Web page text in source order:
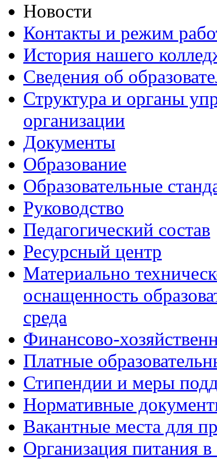
Новости
Контакты и режим
История нашего
Сведения об
Структура и органы
организации
Документы
Образование
Образовательные
Руководство
Педагогический состав
Ресурсный центр
Материально
оснащенность
среда
Финансово-
Платные
Стипендии и меры
Нормативные
Вакантные места для
Организация питания в